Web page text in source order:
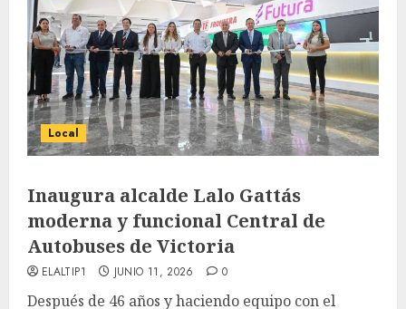
Local
Inaugura alcalde Lalo Gattás
moderna y funcional Central de
Autobuses de Victoria
ELALTIP1 JUNIO 11, 2026 0
Después de 46 años y haciendo equipo con el